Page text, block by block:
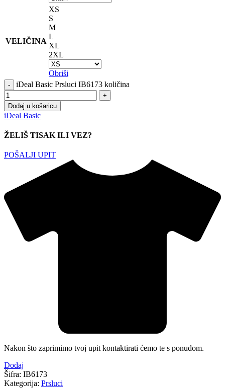
VELIČINA
XS
S
M
L
XL
2XL
Obriši
iDeal Basic Prsluci IB6173 količina
Dodaj u košaricu
iDeal Basic
ŽELIŠ TISAK ILI VEZ?
POŠALJI UPIT
Nakon što zaprimimo tvoj upit kontaktirati ćemo te s ponudom.
Dodaj
Šifra: IB6173
Kategorija: Prsluci